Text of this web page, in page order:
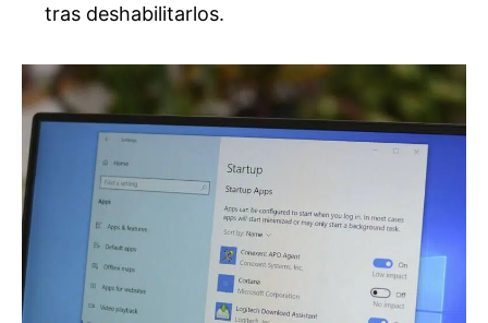
tras deshabilitarlos.